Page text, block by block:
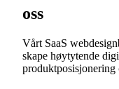
oss
Vårt SaaS
skape høytytende
produktposisjonering